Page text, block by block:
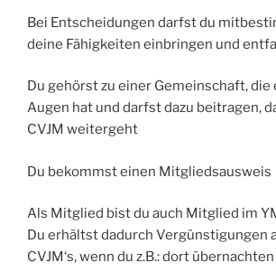
Bei Entscheidungen darfst du
deine Fähigkeiten einbringen und
Du gehörst zu einer Gemeinschaft, die
Augen hat und darfst dazu beitragen,
CVJM weitergeht
Du bekommst einen Mitgliedsausweis
Als Mitglied bist du auch Mitglied im
Du erhältst dadurch Vergünstigungen
CVJM‘s, wenn du z.B.: dort